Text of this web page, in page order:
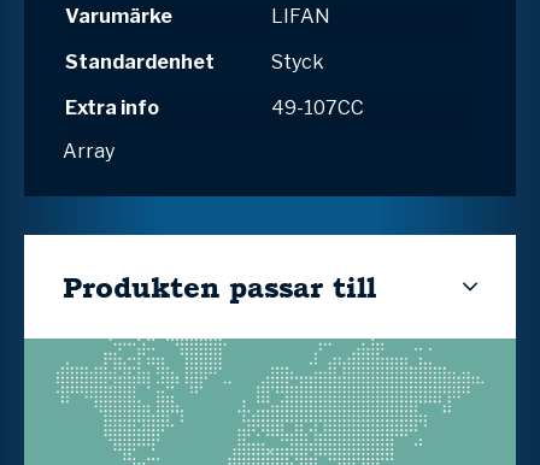
Varumärke
LIFAN
Standardenhet
Styck
Extra info
49-107CC
Array
Produkten passar till